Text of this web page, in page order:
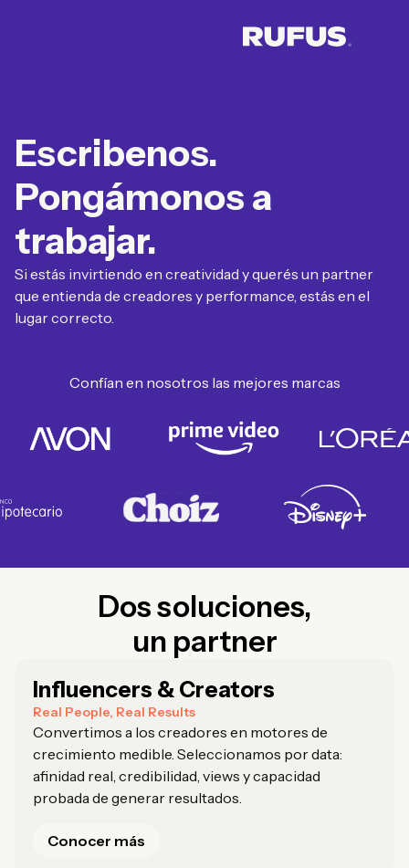
Escribenos.
Pongámonos a
trabajar.
Si estás invirtiendo en creatividad y querés un partner
que entienda de creadores y performance, estás en el
lugar correcto.
Confían en nosotros las mejores marcas
Dos soluciones,
un partner
Influencers & Creators
Real People, Real Results
Convertimos a los creadores en motores de
crecimiento medible. Seleccionamos por data:
afinidad real, credibilidad, views y capacidad
probada de generar resultados.
Conocer más